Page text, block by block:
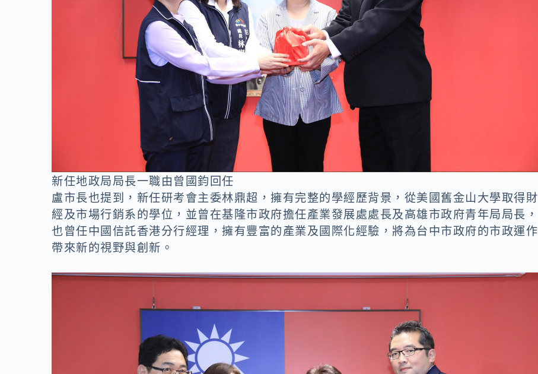
新任地政局局長一職由曾國鈞回任
盧市長也提到，新任研考會主委林鼎超，擁有完整的學經歷背景，從美國舊金山大學取得財
經及市場行銷系的學位，並曾在基隆市政府擔任產業發展處處長及高雄市政府青年局局長，
也曾任中國信託香港分行經理，擁有豐富的產業及國際化經驗，將為台中市政府的市政運作
帶來新的視野與創新。